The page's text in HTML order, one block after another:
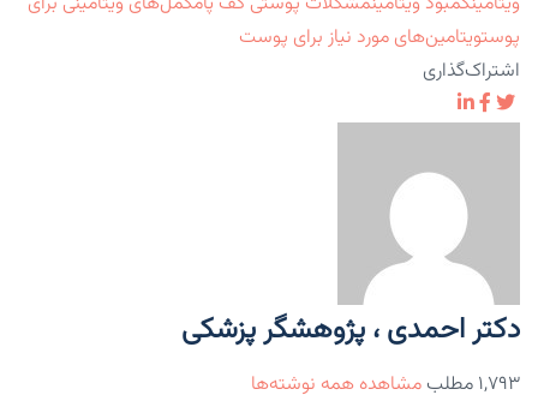
پوستویتامین‌های مورد نیاز برای پوست
اشتراک‌گذاری
دکتر احمدی ، پژوهشگر پزشکی
۱,۷۹۳ مطلب
مشاهده همه نوشته‌ها